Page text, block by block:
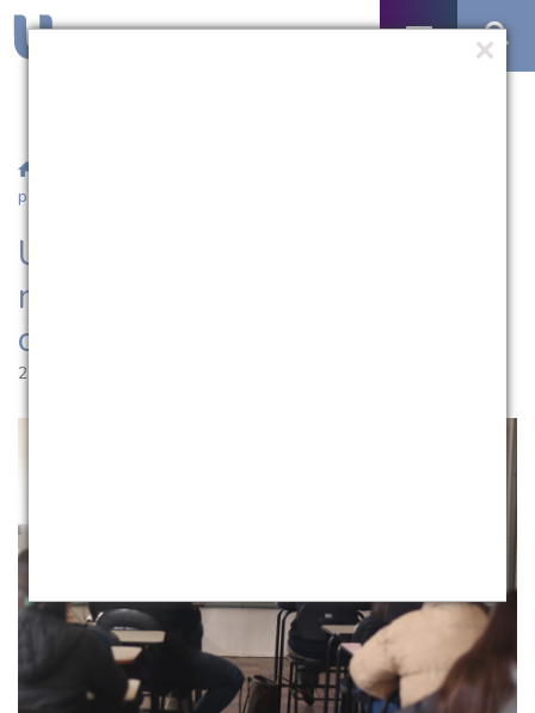
palestras e oficinas do Salão Universitário
Último dia para se inscrever
nos minicursos, palestras e
oficinas do Salão Universitário
22.05.2025 | 12:10